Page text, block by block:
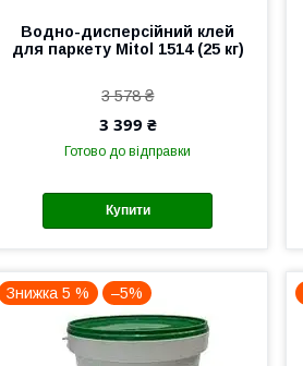
Водно-дисперсійний клей
для паркету Mitol 1514 (25 кг)
3 578 ₴
3 399 ₴
Готово до відправки
Купити
Знижка 5 % –5%